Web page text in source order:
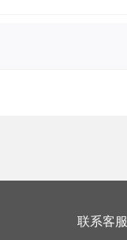
联系客服